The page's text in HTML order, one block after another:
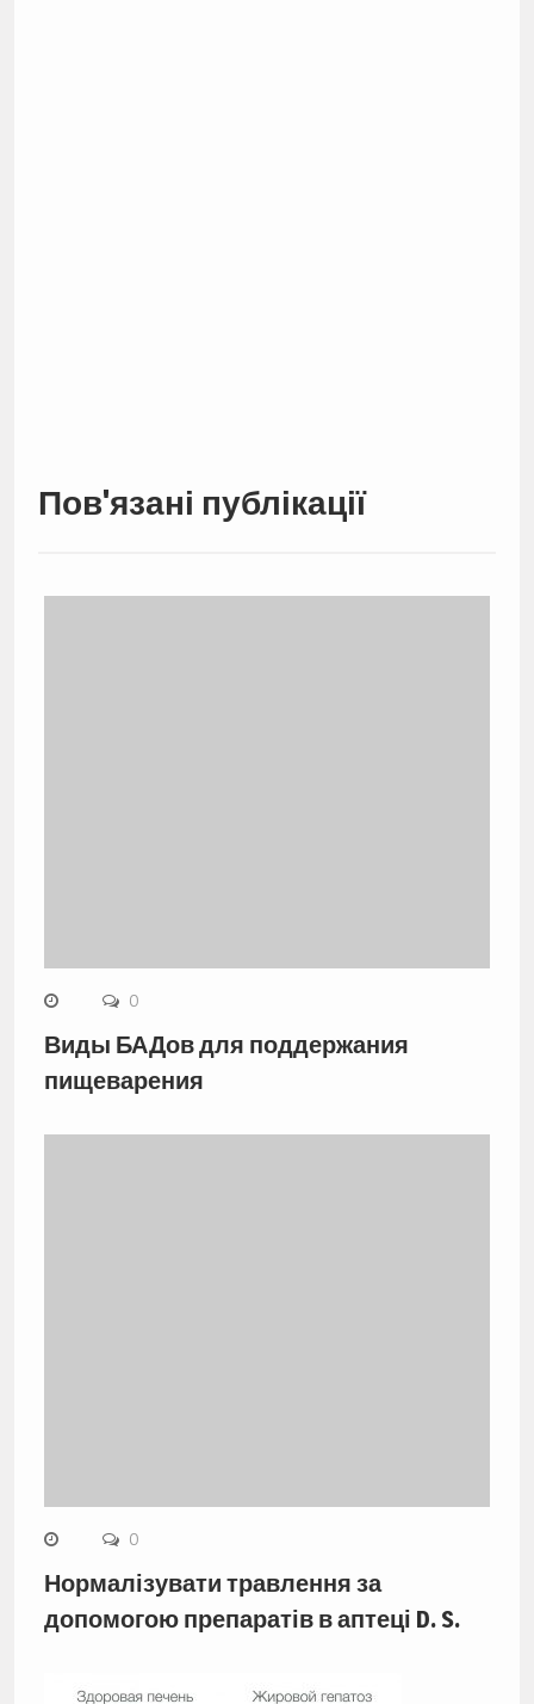
Пов'язані публікації
0
Виды БАДов для поддержания
пищеварения
0
Нормалізувати травлення за
допомогою препаратів в аптеці D. S.